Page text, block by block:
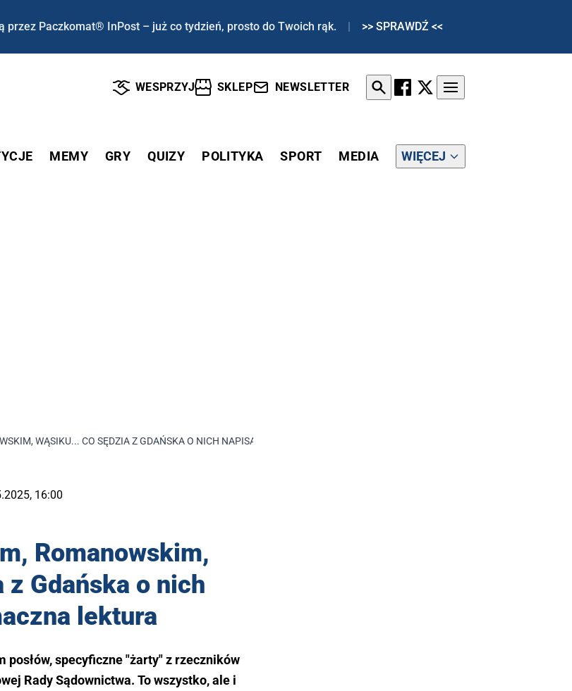
przez Paczkomat® InPost – już co tydzień, prosto do Twoich rąk. | >> SPRAWDŹ <<
WESPRZYJ SKLEP NEWSLETTER
MEMY GRY QUIZY POLITYKA SPORT MEDIA WIĘCEJ
WĄSIKU... CO SĘDZIA Z GDAŃSKA O NICH NAPISAŁ? NIESMACZNA LEKTURA
16:00
Romanowskim,
Gdańska o nich
lektura
specyficzne "żarty" z rzeczników
Rady Sądownictwa. To wszystko, ale i